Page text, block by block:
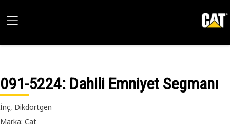
091-5224: Dahili Emniyet Segmanı
İnç, Dikdörtgen
Marka: Cat